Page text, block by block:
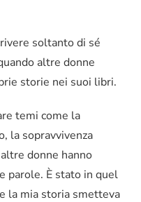
soltanto di sé
altre donne
storie nei suoi libri.
temi come la
la sopravvivenza
donne hanno
parole. È stato in quel
la mia storia smetteva